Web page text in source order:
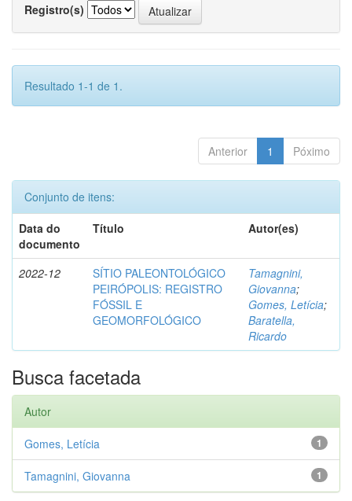
Registro(s)
Resultado 1-1 de 1.
Anterior 1 Póximo
Conjunto de itens:
Data do
documento
Título Autor(es)
2022-12
SÍTIO PALEONTOLÓGICO
PEIRÓPOLIS: REGISTRO
FÓSSIL E
GEOMORFOLÓGICO
Tamagnini,
Giovanna;
Gomes, Letícia;
Baratella,
Ricardo
Busca facetada
Autor
1
Gomes, Letícia
1
Tamagnini, Giovanna